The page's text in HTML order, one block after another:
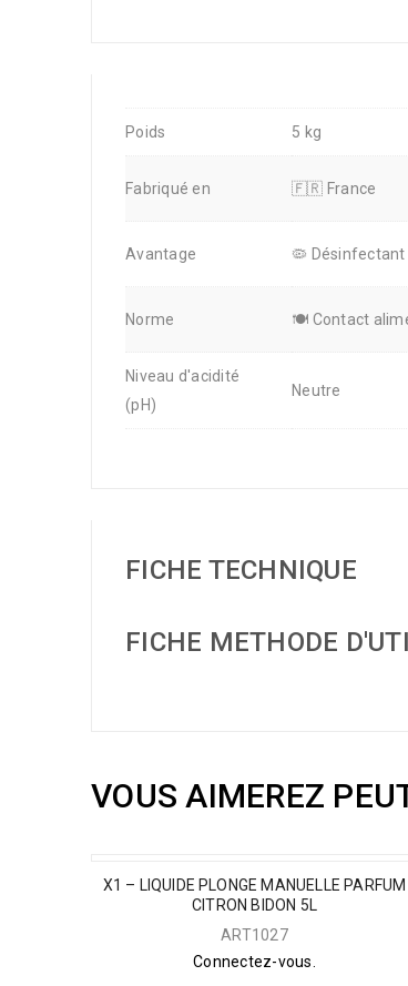
Poids 5 kg
Fabriqué en 🇫🇷 France
Avantage 🦠 Désinfectant
Norme 🍽️ Contact
Niveau d'acidité
(pH)
Neutre
FICHE TECHNIQUE
FICHE METHODE
VOUS AIMEREZ
X1 – LIQUIDE PLONGE MANUELLE PARFUM
CITRON BIDON 5L
ART1027
Connectez-vous.